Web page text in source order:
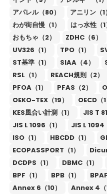
アパレル（80）
アニリン（1）
わが街自慢（1）
はっ水性（1
おもちゃ（2）
ZDHC（6）
UV326（1）
TPO（1）
ST基準（1）
SIAA（4）
RSL（1）
REACH規則（2）
PFOA（1）
PFAS（2）
OEKO-TEX（19）
OECD（1
KES風合い計測（1）
JIS T
JIS L 1096（1）
JIS L 1094
ISO（1）
HBCDD（1）
ECOPASSPORT（1）
DCDPS（1）
DBMC（1）
BPF（1）
BPB（1） BPAF
Annex 6（10）
Annex 4（